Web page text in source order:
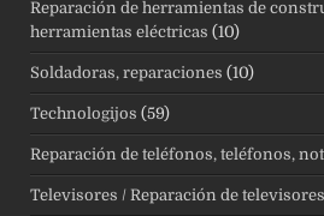
Reparación de herramientas de
herramientas eléctricas (10)
Soldadoras, reparaciones (10)
Technologijos (59)
Reparación de teléfonos, teléfonos,
Televisores / Reparación de